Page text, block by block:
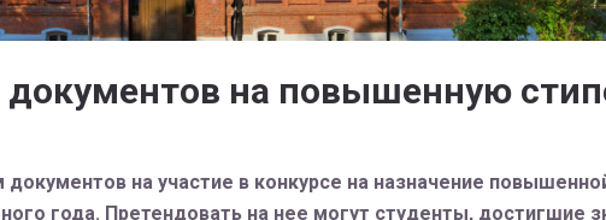
документов на повышенную
на участие в конкурсе на назначение
года. Претендовать на нее могут студенты, достигшие